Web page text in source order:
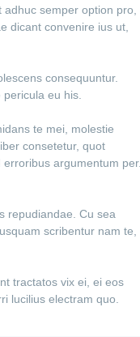
semper option pro,
dicant convenire ius ut,
consequuntur.
eu his.
te mei, molestie
consetetur, quot
argumentum per.
repudiandae. Cu sea
scribentur nam te,
tractatos vix ei, ei eos
lucilius electram quo.